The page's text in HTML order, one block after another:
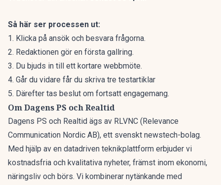
Så här ser processen ut:
1. Klicka på ansök och besvara frågorna.
2. Redaktionen gör en första gallring.
3. Du bjuds in till ett kortare webbmöte.
4. Går du vidare får du skriva tre testartiklar
5. Därefter tas beslut om fortsatt engagemang.
Om Dagens PS och Realtid
Dagens PS och Realtid ägs av RLVNC (Relevance
Communication Nordic AB), ett svenskt newstech-bolag.
Med hjälp av en datadriven teknikplattform erbjuder vi
kostnadsfria och kvalitativa nyheter, främst inom ekonomi,
näringsliv och börs. Vi kombinerar nytänkande med